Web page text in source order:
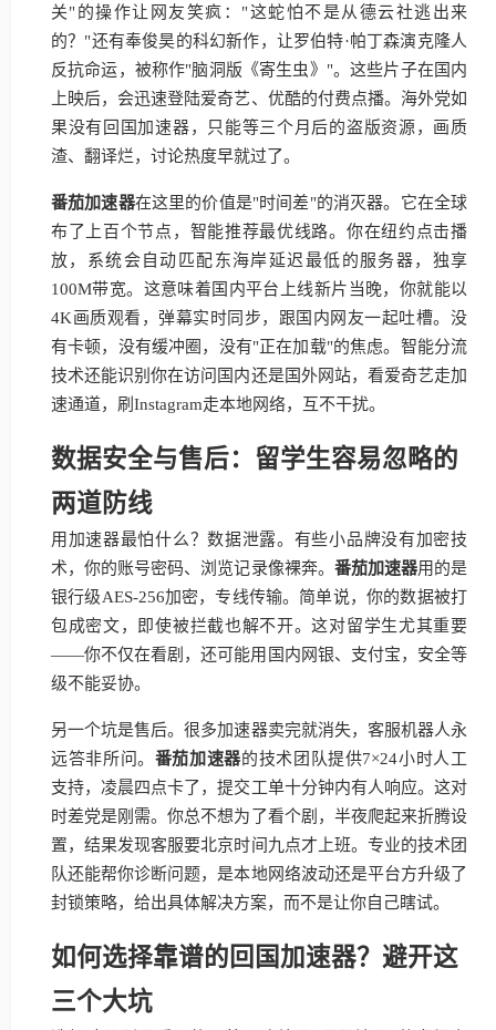
关"的操作让网友笑疯："这蛇怕不是从德云社逃出来
的？"还有奉俊昊的科幻新作，让罗伯特·帕丁森演克隆人
反抗命运，被称作"脑洞版《寄生虫》"。这些片子在国内
上映后，会迅速登陆爱奇艺、优酷的付费点播。海外党如
果没有回国加速器，只能等三个月后的盗版资源，画质
渣、翻译烂，讨论热度早就过了。
番茄加速器在这里的价值是"时间差"的消灭器。它在全球
布了上百个节点，智能推荐最优线路。你在纽约点击播
放，系统会自动匹配东海岸延迟最低的服务器，独享
100M带宽。这意味着国内平台上线新片当晚，你就能以
4K画质观看，弹幕实时同步，跟国内网友一起吐槽。没
有卡顿，没有缓冲圈，没有"正在加载"的焦虑。智能分流
技术还能识别你在访问国内还是国外网站，看爱奇艺走加
速通道，刷Instagram走本地网络，互不干扰。
数据安全与售后：留学生容易忽略的
两道防线
用加速器最怕什么？数据泄露。有些小品牌没有加密技
术，你的账号密码、浏览记录像裸奔。 番茄加速器用的是
银行级AES-256加密，专线传输。简单说，你的数据被打
包成密文，即使被拦截也解不开。这对留学生尤其重要
——你不仅在看剧，还可能用国内网银、支付宝，安全等
级不能妥协。
另一个坑是售后。很多加速器卖完就消失，客服机器人永
远答非所问。 番茄加速器的技术团队提供7×24小时人工
支持，凌晨四点卡了，提交工单十分钟内有人响应。这对
时差党是刚需。你总不想为了看个剧，半夜爬起来折腾设
置，结果发现客服要北京时间九点才上班。专业的技术团
队还能帮你诊断问题，是本地网络波动还是平台方升级了
封锁策略，给出具体解决方案，而不是让你自己瞎试。
如何选择靠谱的回国加速器？避开这
三个大坑